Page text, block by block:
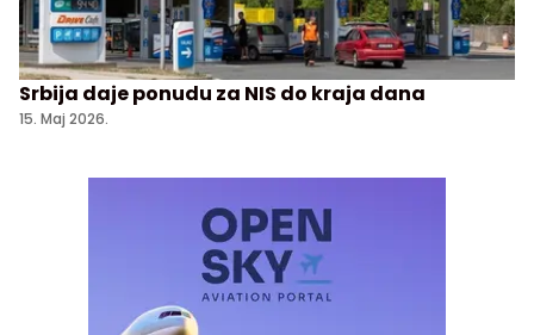
Srbija daje ponudu za NIS do kraja dana
15. Maj 2026.